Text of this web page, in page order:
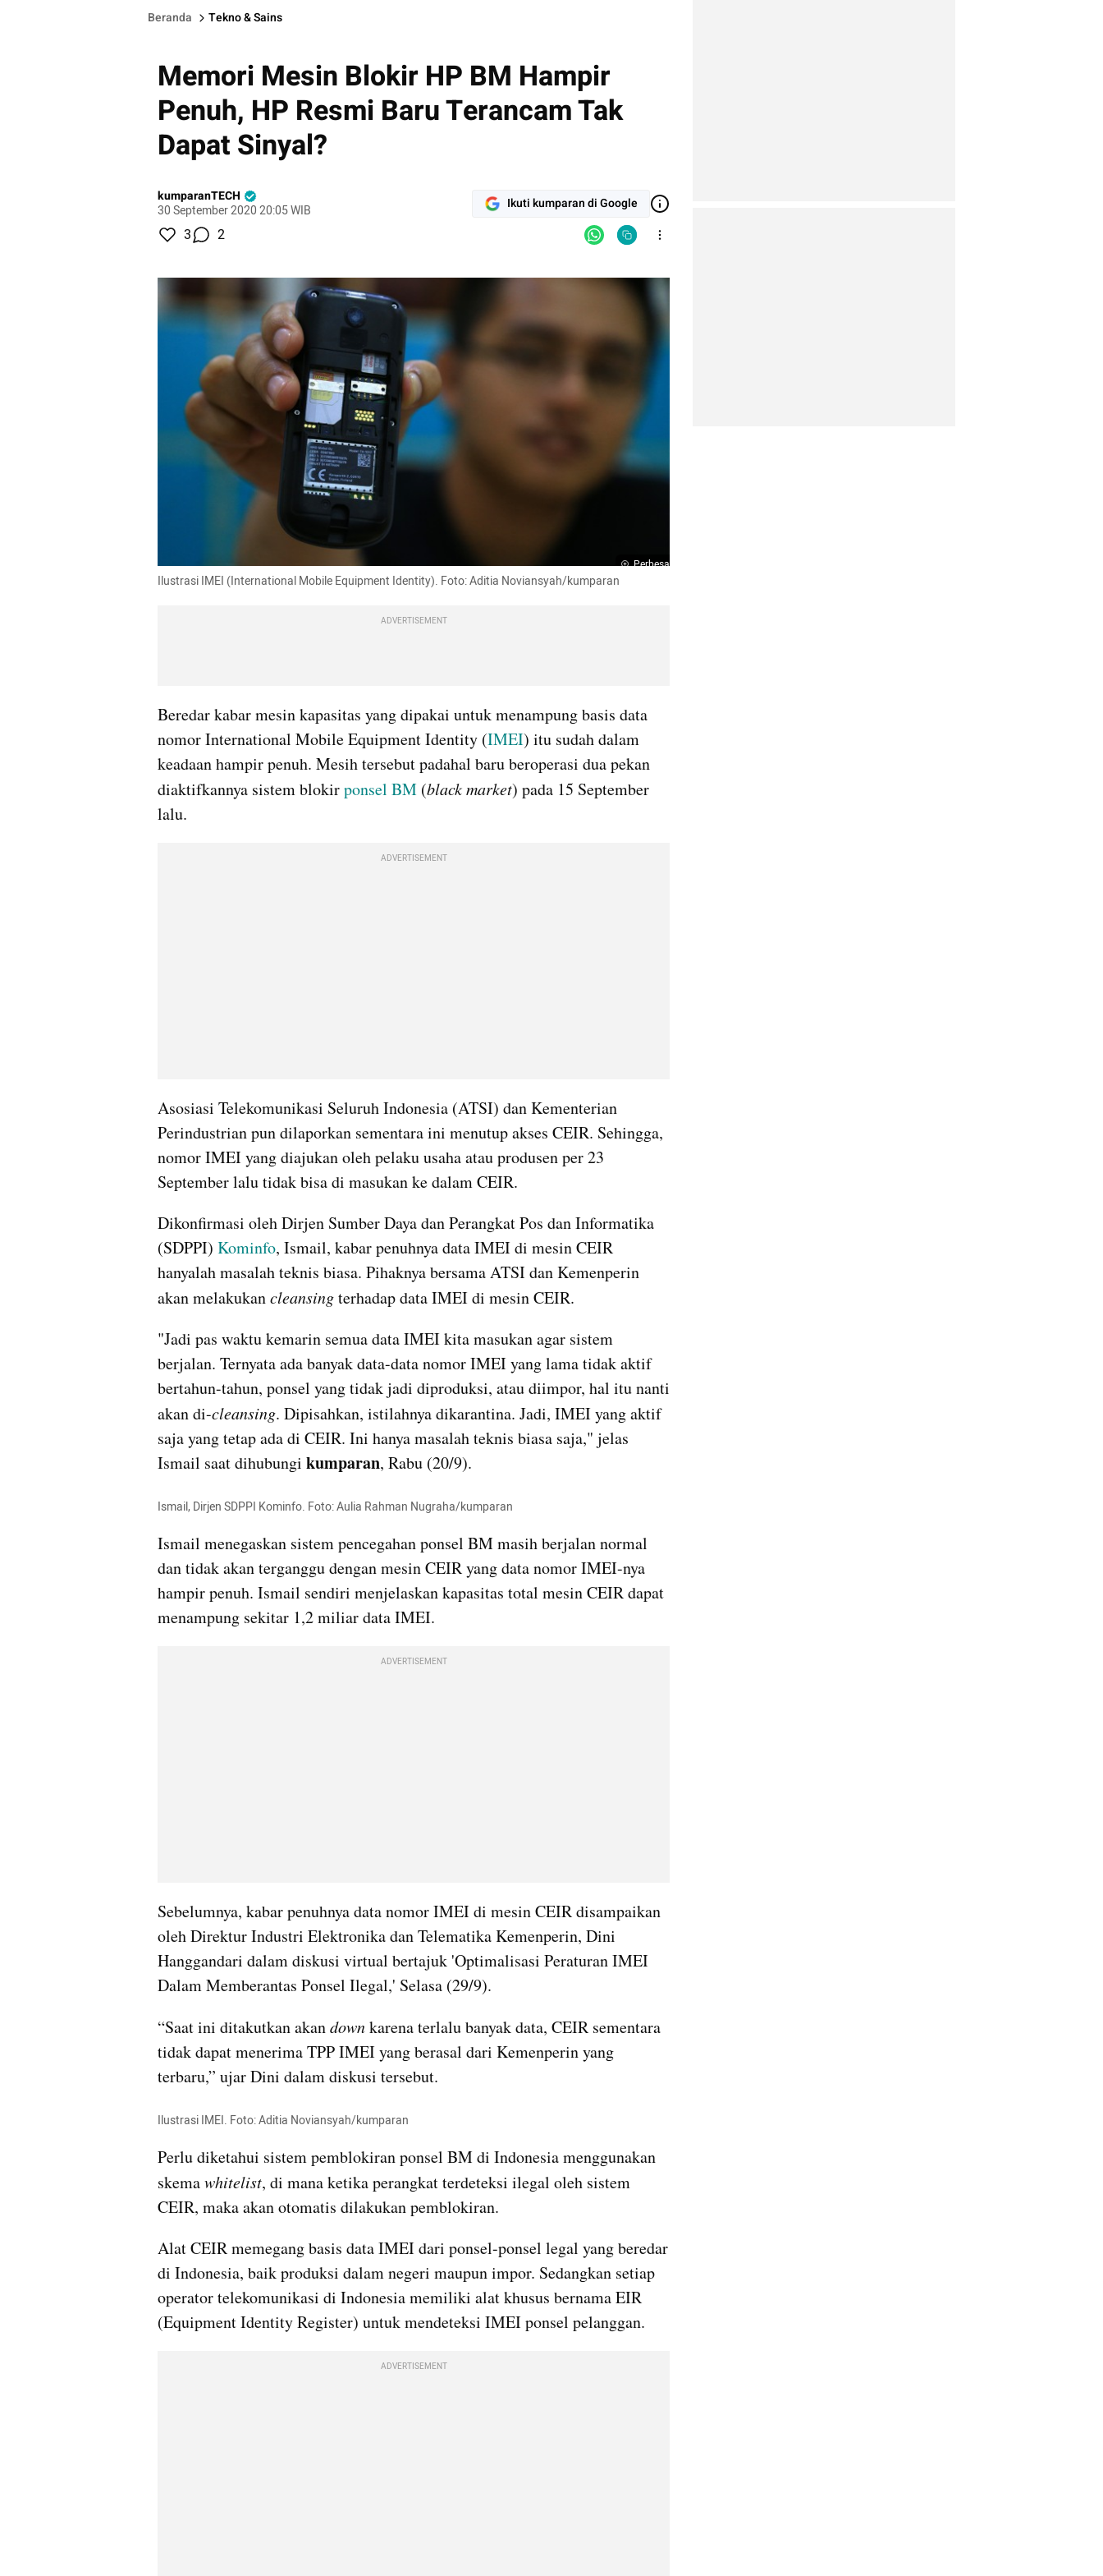
Beranda Tekno & Sains
Memori Mesin Blokir HP BM Hampir
Penuh, HP Resmi Baru Terancam Tak
Dapat Sinyal?
kumparanTECH
30 September 2020 20:05 WIB
Ikuti kumparan di Google
3 2
Perbesar
Ilustrasi IMEI (International Mobile Equipment Identity). Foto: Aditia Noviansyah/kumparan
ADVERTISEMENT
Beredar kabar mesin kapasitas yang dipakai untuk menampung basis data
nomor International Mobile Equipment Identity (IMEI) itu sudah dalam
keadaan hampir penuh. Mesih tersebut padahal baru beroperasi dua pekan
diaktifkannya sistem blokir ponsel BM (black market) pada 15 September
lalu.
ADVERTISEMENT
Asosiasi Telekomunikasi Seluruh Indonesia (ATSI) dan Kementerian
Perindustrian pun dilaporkan sementara ini menutup akses CEIR. Sehingga,
nomor IMEI yang diajukan oleh pelaku usaha atau produsen per 23
September lalu tidak bisa di masukan ke dalam CEIR.
Dikonfirmasi oleh Dirjen Sumber Daya dan Perangkat Pos dan Informatika
(SDPPI) Kominfo, Ismail, kabar penuhnya data IMEI di mesin CEIR
hanyalah masalah teknis biasa. Pihaknya bersama ATSI dan Kemenperin
akan melakukan cleansing terhadap data IMEI di mesin CEIR.
"Jadi pas waktu kemarin semua data IMEI kita masukan agar sistem
berjalan. Ternyata ada banyak data-data nomor IMEI yang lama tidak aktif
bertahun-tahun, ponsel yang tidak jadi diproduksi, atau diimpor, hal itu nanti
akan di-cleansing. Dipisahkan, istilahnya dikarantina. Jadi, IMEI yang aktif
saja yang tetap ada di CEIR. Ini hanya masalah teknis biasa saja," jelas
Ismail saat dihubungi kumparan, Rabu (20/9).
Ismail, Dirjen SDPPI Kominfo. Foto: Aulia Rahman Nugraha/kumparan
Ismail menegaskan sistem pencegahan ponsel BM masih berjalan normal
dan tidak akan terganggu dengan mesin CEIR yang data nomor IMEI-nya
hampir penuh. Ismail sendiri menjelaskan kapasitas total mesin CEIR dapat
menampung sekitar 1,2 miliar data IMEI.
ADVERTISEMENT
Sebelumnya, kabar penuhnya data nomor IMEI di mesin CEIR disampaikan
Hanggandari dalam diskusi virtual bertajuk 'Optimalisasi Peraturan IMEI
Dalam Memberantas Ponsel Ilegal,' Selasa (29/9).
“Saat ini ditakutkan akan down karena terlalu banyak data, CEIR sementara
tidak dapat menerima TPP IMEI yang berasal dari Kemenperin yang
terbaru,” ujar Dini dalam diskusi tersebut.
Ilustrasi IMEI. Foto: Aditia Noviansyah/kumparan
Perlu diketahui sistem pemblokiran ponsel BM di Indonesia menggunakan
skema whitelist, di mana ketika perangkat terdeteksi ilegal oleh sistem
CEIR, maka akan otomatis dilakukan pemblokiran.
Alat CEIR memegang basis data IMEI dari ponsel-ponsel legal yang beredar
di Indonesia, baik produksi dalam negeri maupun impor. Sedangkan setiap
operator telekomunikasi di Indonesia memiliki alat khusus bernama EIR
(Equipment Identity Register) untuk mendeteksi IMEI ponsel pelanggan.
ADVERTISEMENT